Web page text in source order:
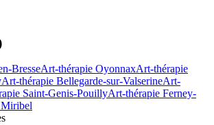
BresseArt-thérapie OyonnaxArt-thérapie
Art-thérapie Bellegarde-sur-ValserineArt-
Saint-Genis-PouillyArt-thérapie Ferney-